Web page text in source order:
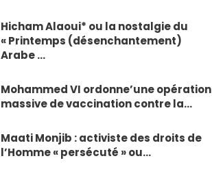
Hicham Alaoui* ou la nostalgie du
« Printemps (désenchantement)
Arabe …
Mohammed VI ordonne’une opération
massive de vaccination contre la…
Maati Monjib : activiste des droits de
l’Homme « persécuté » ou…